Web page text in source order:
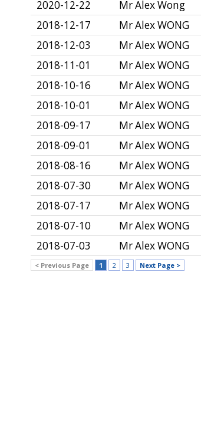
2020-12-22
Mr Alex Wong
2018-12-17
Mr Alex WONG
2018-12-03
Mr Alex WONG
2018-11-01
Mr Alex WONG
2018-10-16
Mr Alex WONG
2018-10-01
Mr Alex WONG
2018-09-17
Mr Alex WONG
2018-09-01
Mr Alex WONG
2018-08-16
Mr Alex WONG
2018-07-30
Mr Alex WONG
2018-07-17
Mr Alex WONG
2018-07-10
Mr Alex WONG
2018-07-03
Mr Alex WONG
< Previous Page 1 2 3 Next Page >